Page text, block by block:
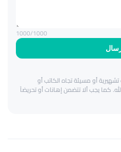
1000/1000
أو مسيئة تجاه الكاتب أو
كما يجب ألا تتضمن إهانات أو تحريضاً